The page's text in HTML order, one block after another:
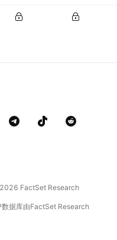
FactSet Research
据库由FactSet Research